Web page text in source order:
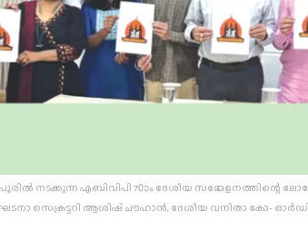
നടക്കുന്ന എബിവിപി 70ാം ദേശീയ സമ്മേളനത്തിന്റെ
സെക്രട്ടറി ആശിഷ് ചൗഹാന്‍, ദേശീയ വനിതാ കോ-